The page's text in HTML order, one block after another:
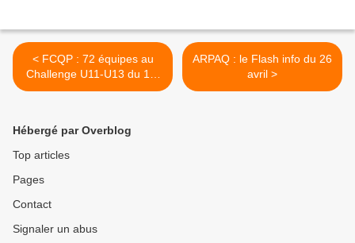
< FCQP : 72 équipes au
Challenge U11-U13 du 1er
mai à Kervahut
ARPAQ : le Flash info du 26
avril >
Hébergé par Overblog
Top articles
Pages
Contact
Signaler un abus